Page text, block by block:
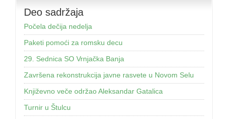
Deo sadržaja
Počela dečija nedelja
Paketi pomoći za romsku decu
29. Sednica SO Vrnjačka Banja
Završena rekonstrukcija javne rasvete u Novom Selu
Književno veče održao Aleksandar Gatalica
Turnir u Štulcu